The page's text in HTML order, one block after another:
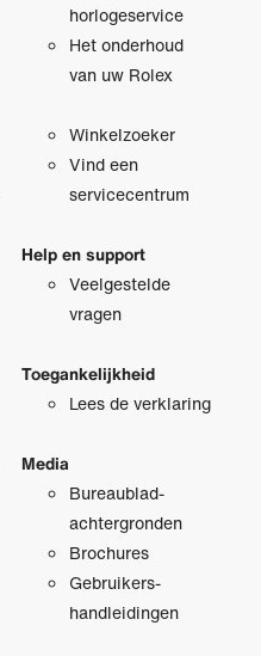
horlogeservice
Het onderhoud
van uw Rolex
Winkelzoeker
Vind een
servicecentrum
Help en support
Veelgestelde
vragen
Toegankelijkheid
Lees de verklaring
Media
Bureaublad­
achtergronden
Brochures
Gebruikers­
handleidingen